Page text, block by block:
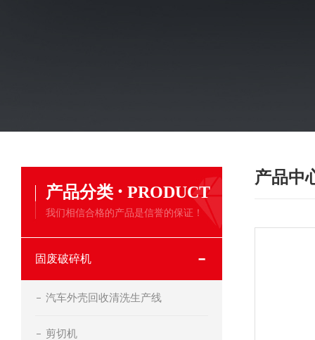
产品分类 · PRODUCT
我们相信合格的产品是信誉的保证！
固废破碎机
汽车外壳回收清洗生产线
剪切机
产品中